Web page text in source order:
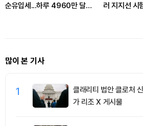
순유입세...하루 4960만 달러
러 지지선 시
많이 본 기사
1
클래리티 법안 클로처
가 리조 X 게시물